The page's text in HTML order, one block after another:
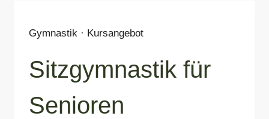
Gymnastik · Kursangebot
Sitzgymnastik für
Senioren